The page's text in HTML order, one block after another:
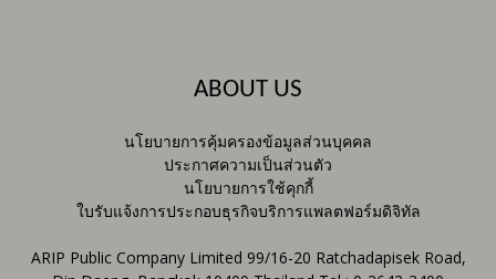
ABOUT US
นโยบายการคุ้มครองข้อมูลส่วนบุคคล
ประกาศความเป็นส่วนตัว
นโยบายการใช้คุกกี้
ใบรับแจ้งการประกอบธุรกิจบริการแพลตฟอร์มดิจิทัล
ARIP Public Company Limited 99/16-20 Ratchadapisek Road,